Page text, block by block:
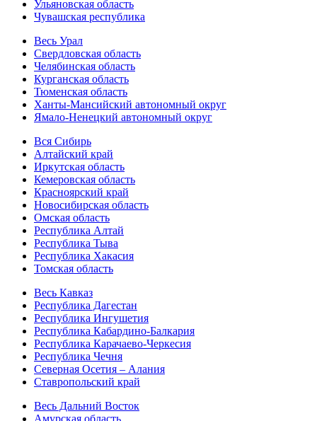
Ульяновская область
Чувашская республика
Весь Урал
Свердловская область
Челябинская область
Курганская область
Тюменская область
Ханты-Мансийский автономный округ
Ямало-Ненецкий автономный округ
Вся Сибирь
Алтайский край
Иркутская область
Кемеровская область
Красноярский край
Новосибирская область
Омская область
Республика Алтай
Республика Тыва
Республика Хакасия
Томская область
Весь Кавказ
Республика Дагестан
Республика Ингушетия
Республика Кабардино-Балкария
Республика Карачаево-Черкесия
Республика Чечня
Северная Осетия – Алания
Ставропольский край
Весь Дальний Восток
Амурская область